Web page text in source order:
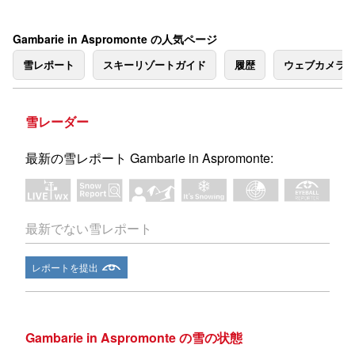
Gambarie in Aspromonte の人気ページ
雪レポート スキーリゾートガイド 履歴 ウェブカメラ
雪レーダー
最新の雪レポート Gambarie in Aspromonte:
最新でない雪レポート
レポートを提出
Gambarie in Aspromonte の雪の状態